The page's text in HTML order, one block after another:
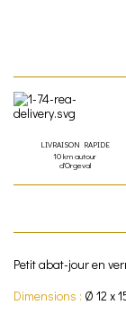
LIVRAISON RAPIDE
10 km autour
d'Orgeval
Petit abat-jour en
Dimensions : Ø 12 x